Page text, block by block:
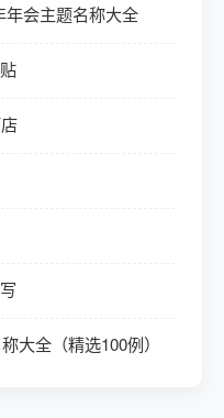
年会主题名称大全
大全（精选100例）